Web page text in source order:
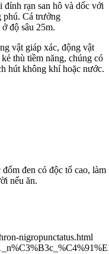
đỉnh rạn san hô và dốc với
phú. Cá trưởng
độ sâu 25m.
vật giáp xác, động vật
thù tiềm năng, chúng có
hút không khí hoặc nước.
đen có độc tố cao, làm
nếu ăn.
nigropunctatus.html